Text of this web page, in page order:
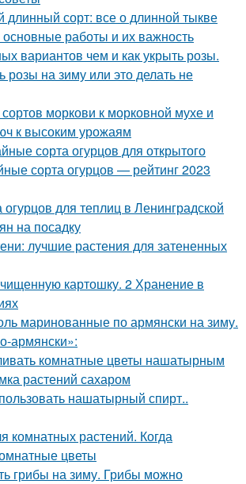
длинный сорт: все о длинной тыкве
работы и их важность
вариантов чем и как укрыть розы.
розы на зиму или это делать не
сортов моркови к морковной мухе и
к высоким урожаям
сорта огурцов для открытого
сорта огурцов — рейтинг 2023
для теплиц в Ленинградской
на посадку
лучшие растения для затененных
картошку. 2 Хранение в
маринованные по армянски на зиму.
армянски»:
комнатные цветы нашатырным
растений сахаром
нашатырный спирт..
комнатных растений. Когда
цветы
грибы на зиму. Грибы можно